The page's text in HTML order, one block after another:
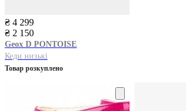
₴ 4 299
₴ 2 150
Geox D PONTOISE
Кеди низькі
Товар розкуплено